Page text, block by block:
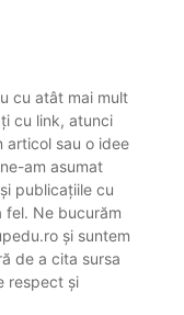
cu atât mai mult
cu link, atunci
articol sau o idee
am asumat
publicațiile cu
fel. Ne bucurăm
și suntem
de a cita sursa
respect și